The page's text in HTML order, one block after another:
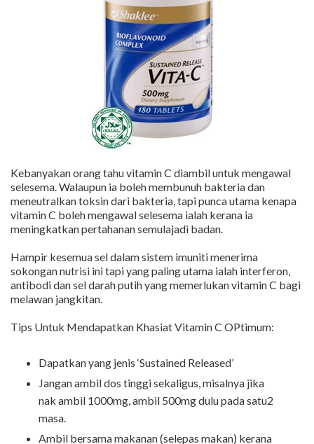
Kebanyakan orang tahu vitamin C diambil untuk mengawal
selesema. Walaupun ia boleh membunuh bakteria dan
meneutralkan toksin dari bakteria, tapi punca utama kenapa
vitamin C boleh mengawal selesema ialah kerana ia
meningkatkan pertahanan semulajadi badan.
Hampir kesemua sel dalam sistem imuniti menerima
sokongan nutrisi ini tapi yang paling utama ialah interferon,
antibodi dan sel darah putih yang memerlukan vitamin C bagi
melawan jangkitan.
Tips Untuk Mendapatkan Khasiat Vitamin C OPtimum:
Dapatkan yang jenis ‘Sustained Released’
Jangan ambil dos tinggi sekaligus, misalnya jika
nak ambil 1000mg, ambil 500mg dulu pada satu2
masa.
Ambil bersama makanan (selepas makan) kerana